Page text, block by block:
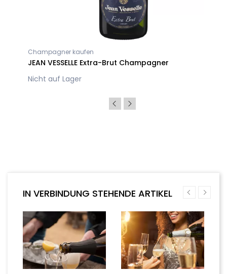
Champagner kaufen
JEAN VESSELLE Extra-Brut Champagner
Nicht auf Lager
IN VERBINDUNG STEHENDE ARTIKEL